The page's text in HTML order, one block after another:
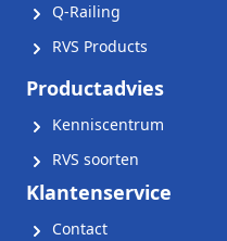
Q-Railing
RVS Products
Productadvies
Kenniscentrum
RVS soorten
Klantenservice
Contact